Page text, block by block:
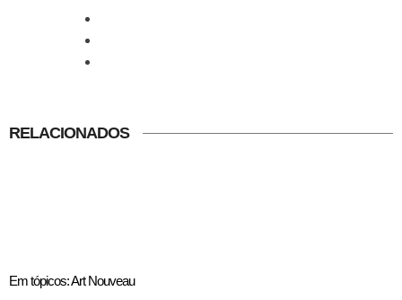
RELACIONADOS
Em tópicos: Art Nouveau